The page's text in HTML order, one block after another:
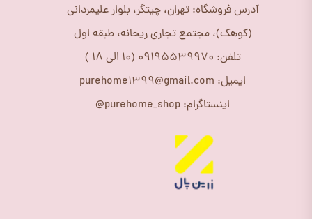
آدرس فروشگاه: تهران، چیتگر، بلوار علیمردانی
(کوهک)، مجتمع تجاری ریحانه، طبقه اول
تلفن: 09195539970 (10 الی 18 )
ایمیل: purehome1399@gmail.com
اینستاگرام: purehome_shop@